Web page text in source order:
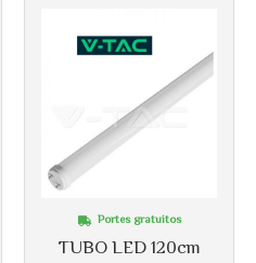
TUBO LED 120cm
Portes gratuitos